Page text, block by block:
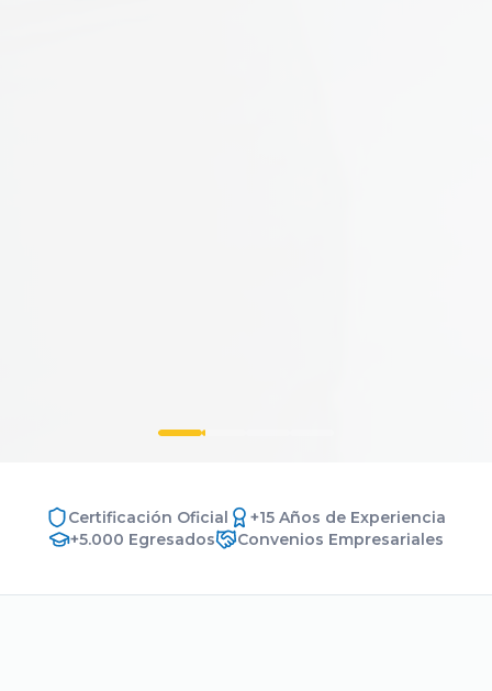
Certificación Oficial
+15 Años de Experiencia
+5.000 Egresados
Convenios Empresariales